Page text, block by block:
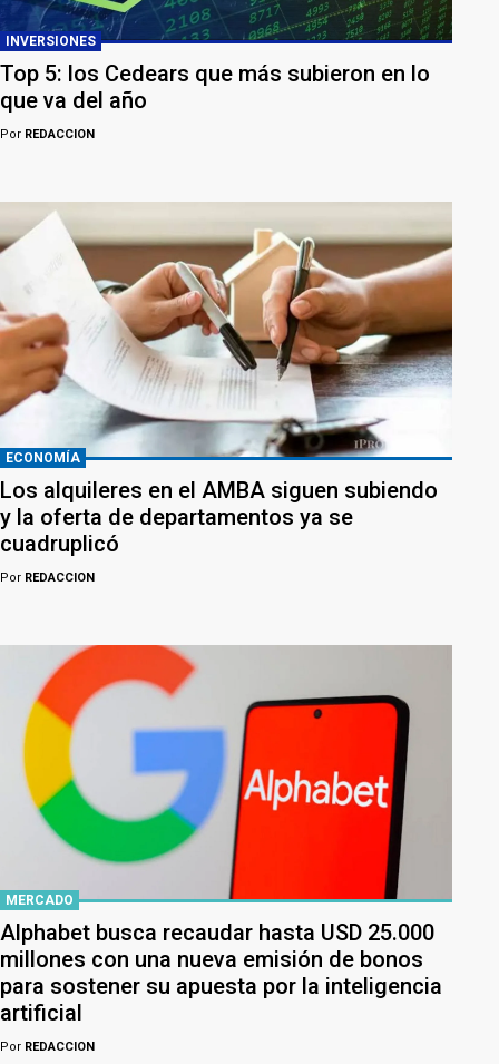
INVERSIONES
Top 5: los Cedears que más subieron en lo
que va del año
Por REDACCION
ECONOMÍA
Los alquileres en el AMBA siguen subiendo
y la oferta de departamentos ya se
cuadruplicó
Por REDACCION
MERCADO
Alphabet busca recaudar hasta USD 25.000
millones con una nueva emisión de bonos
para sostener su apuesta por la inteligencia
artificial
Por REDACCION